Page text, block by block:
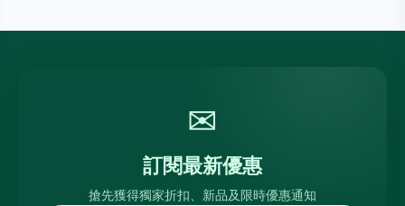
✉
訂閱最新優惠
搶先獲得獨家折扣、新品及限時優惠通知